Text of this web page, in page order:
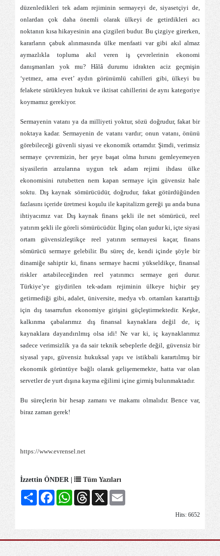
düzenledikleri tek adam rejiminin sermayeyi de, siyasetçiyi de,
onlardan çok daha önemli olarak ülkeyi de getirdikleri acı
noktanın kısa hikayesinin ana çizgileri budur. Bu çizgiye girerken,
kararların çabuk alınmasında ülke menfaati var gibi akıl almaz
aymazlıkla topluma akıl veren iş çevrelerinin ekonomi
danışmanları yok mu? Hâlâ durumu idrakten aciz geçmişin
‘yetmez, ama evet’ aydın görünümlü cahilleri gibi, ülkeyi bu
felakete sürükleyen hukuk ve iktisat cahillerini de aynı kategoriye
koymamız gerekiyor.
Sermayenin vatanı ya da milliyeti yoktur, sözü doğrudur, fakat bir
noktaya kadar. Sermayenin de vatanı vardır; onun vatanı, önünü
görebileceği güvenli siyasi ve ekonomik ortamdır. Şimdi, verimsiz
sermaye çevremizin, her şeye başat olma hırsını gemleyemeyen
siyasilerin arzularına uygun tek adam rejimi ihdası ülke
ekonomisini rutubetten nem kapan sermaye için güvensiz hale
soktu. Dış kaynak sömürücüdür, doğrudur, fakat götürdüğünden
fazlasını içeride üretmesi koşulu ile kapitalizm gereği şu anda buna
ihtiyacımız var. Dış kaynak finans şekli ile net sömürücü, reel
yatırım şekli ile göreli sömürücüdür. İlginç olan şudur ki, içte siyasi
ortam güvensizleştikçe reel yatırım sermayesi kaçar, finans
sömürücü sermaye gelebilir. Bu süreç de, kendi içinde şöyle bir
dinamiğe sahiptir ki, finans sermaye hacmi yükseldikçe, finansal
riskler artabileceğinden reel yatırımcı sermaye geri durur.
Türkiye’ye giydirilen tek-adam rejiminin ülkeye hiçbir şey
getirmediği gibi, adalet, üniversite, medya vb. ortamları kararttığı
için dış tasarrufun ekonomiye girişini güçleştirmektedir. Keşke,
kalkınma çabalarımız dış finansal kaynaklara değil de, iç
kaynaklara dayandırılmış olsa idi! Ne var ki, iç kaynaklarımız
sadece verimsizlik ya da sair teknik sebeplerle değil, güvensiz bir
siyasal yapı, güvensiz hukuksal yapı ve istikbali karartılmış bir
ekonomik görüntüye bağlı olarak gelişememekte, hatta var olan
servetler de yurt dışına kayma eğilimi içine girmiş bulunmaktadır.
Bu süreçlerin bir hesap zamanı ve makamı olmalıdır. Bence var,
biraz zaman gerek!
https://www.evrensel.net
İzzettin ÖNDER | Tüm Yazıları
Share FacebookWhatsAppThreads
X
Hits: 6652